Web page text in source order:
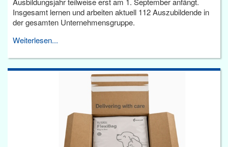
Insgesamt lernen und arbeiten aktuell 112 Auszubildende in
der gesamten Unternehmensgruppe.
Weiterlesen...